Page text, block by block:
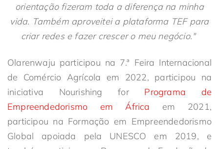
orientação fizeram toda a diferença na minha
vida. Também aproveitei a plataforma TEF para
criar redes e fazer crescer o meu negócio."
Olarenwaju participou na 7.ª Feira Internacional
de Comércio Agrícola em 2022, participou na
iniciativa Nourishing forPrograma de
Empreendedorismo em África em 2021,
participou na Formação em Empreendedorismo
Global apoiada pela UNESCO em 2019, e